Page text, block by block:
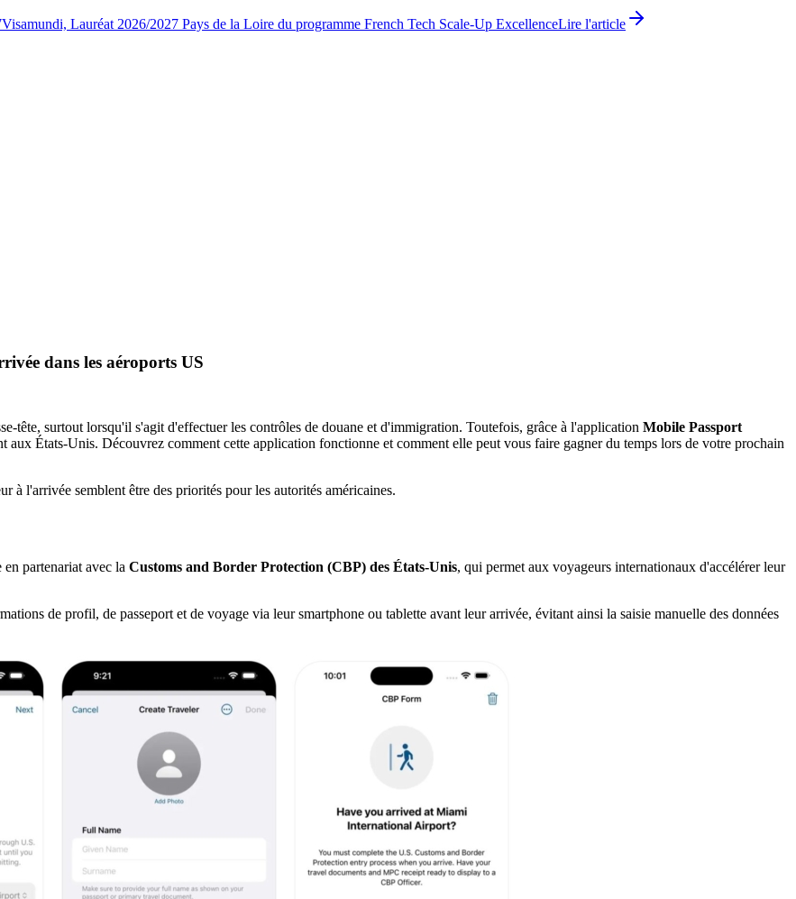
Visamundi, Lauréat 2026/2027 Pays de la Loire du programme French Tech Scale-Up ExcellenceLire l'article
dans les aéroports US
tête, surtout lorsqu'il s'agit d'effectuer les contrôles de douane et d'immigration. Toutefois, grâce à l'application Mobile Passport
aux États-Unis. Découvrez comment cette application fonctionne et comment elle peut vous faire gagner du temps lors de votre prochain
à l'arrivée semblent être des priorités pour les autorités américaines.
partenariat avec la Customs and Border Protection (CBP) des États-Unis, qui permet aux voyageurs internationaux d'accélérer leur
de profil, de passeport et de voyage via leur smartphone ou tablette avant leur arrivée, évitant ainsi la saisie manuelle des données